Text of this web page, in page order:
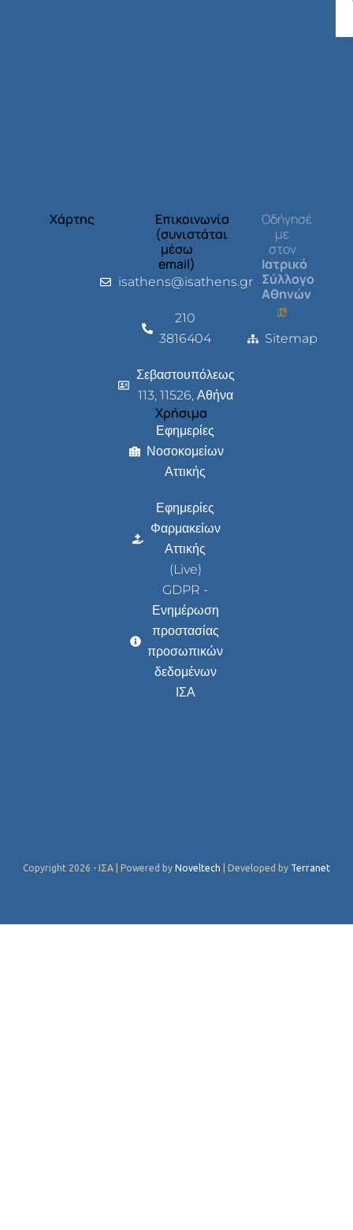
Χάρτης
Επικοινωνία
(συνιστάται
μέσω
email)
isathens@isathens.gr
210
3816404
Σεβαστουπόλεως
113, 11526, Αθήνα
Χρήσιμα
Εφημερίες
Νοσοκομείων
Αττικής
Εφημερίες
Φαρμακείων
Αττικής
(Live)
GDPR -
Ενημέρωση
προστασίας
προσωπικών
δεδομένων
ΙΣΑ
Οδήγησέ
με
στον
Ιατρικό
Σύλλογο
Αθηνών
Sitemap
Copyright 2026 - ΙΣΑ | Powered by Noveltech | Developed by Terranet